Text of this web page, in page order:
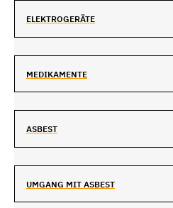
ELEKTROGERÄTE
MEDIKAMENTE
ASBEST
UMGANG MIT ASBEST